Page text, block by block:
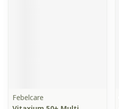
Febelcare